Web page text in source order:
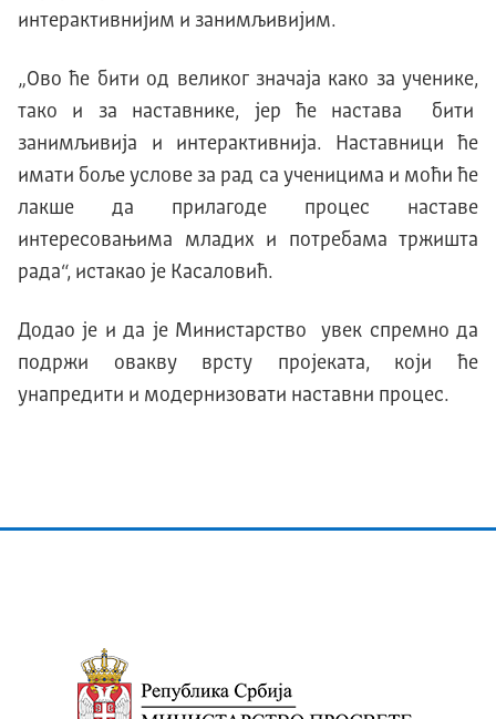
интерактивнијим и занимљивијим.
„Ово ће бити од великог значаја како за ученике,
тако и за наставнике, јер ће настава бити
занимљивија и интерактивнија. Наставници ће
имати боље услове за рад са ученицима и моћи ће
лакше да прилагоде процес наставе
интересовањима младих и потребама тржишта
рада“, истакао је Касаловић.
Додао је и да је Министарство увек спремно да
подржи овакву врсту пројеката, који ће
унапредити и модернизовати наставни процес.